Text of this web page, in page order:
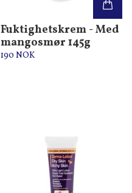
Fuktighetskrem - Med
mangosmør 145g
190 NOK